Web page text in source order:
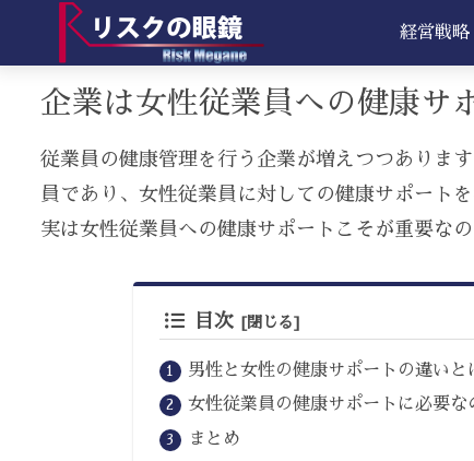
経営戦略
企業は女性従業員への健康サ
従業員の健康管理を行う企業が増えつつありま
員であり、女性従業員に対しての健康サポート
実は女性従業員への健康サポートこそが重要な
目次
男性と女性の健康サポートの違いと
女性従業員の健康サポートに必要な
まとめ